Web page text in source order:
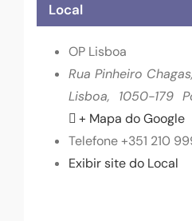
Local
OP Lisboa
Rua Pinheiro
Lisboa, 1050-179
+ Mapa do Google
Telefone +351 210
Exibir site do Local